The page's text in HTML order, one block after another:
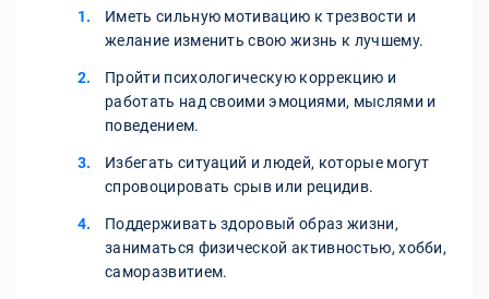
Иметь сильную мотивацию к трезвости и
желание изменить свою жизнь к лучшему.
Пройти психологическую коррекцию и
работать над своими эмоциями, мыслями и
поведением.
Избегать ситуаций и людей, которые могут
спровоцировать срыв или рецидив.
Поддерживать здоровый образ жизни,
заниматься физической активностью, хобби,
саморазвитием.